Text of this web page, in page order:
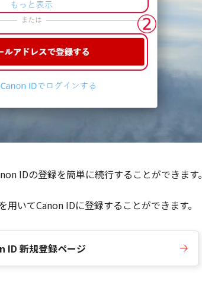
IDの登録を簡単に続行することができます。
いてCanon IDに登録することができます。
ID 新規登録ページ